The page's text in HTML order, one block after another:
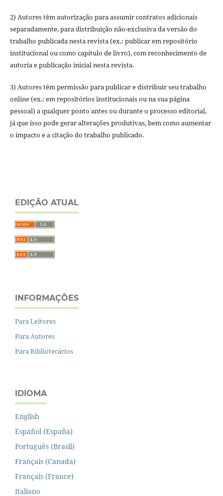
2) Autores têm autorização para assumir contratos adicionais
separadamente, para distribuição não-exclusiva da versão do
trabalho publicada nesta revista (ex.: publicar em repositório
institucional ou como capítulo de livro), com reconhecimento de
autoria e publicação inicial nesta revista.
3) Autores têm permissão para publicar e distribuir seu trabalho
online (ex.: em repositórios institucionais ou na sua página
pessoal) a qualquer ponto antes ou durante o processo editorial,
já que isso pode gerar alterações produtivas, bem como aumentar
o impacto e a citação do trabalho publicado.
EDIÇÃO ATUAL
INFORMAÇÕES
Para Leitores
Para Autores
Para Bibliotecários
IDIOMA
English
Español (España)
Português (Brasil)
Français (Canada)
Français (France)
Italiano